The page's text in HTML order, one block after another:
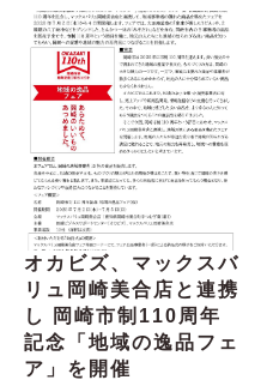
オカビズ、マックスバ
リュ岡崎美合店と連携
し 岡崎市制110周年
記念「地域の逸品フェ
ア」を開催